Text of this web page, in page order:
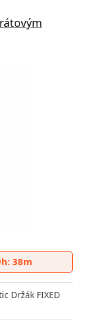
38m
Držák FIXED